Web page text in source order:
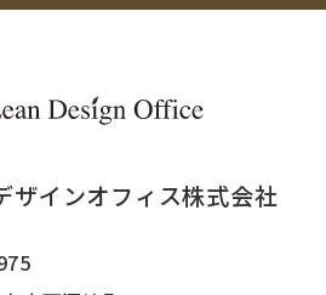
ザインオフィス株式会社